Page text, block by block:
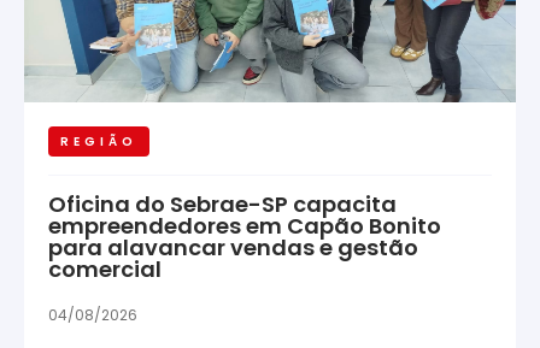
REGIÃO
Oficina do Sebrae-SP capacita
empreendedores em Capão Bonito
para alavancar vendas e gestão
comercial
04/08/2026